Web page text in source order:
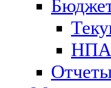
НПА